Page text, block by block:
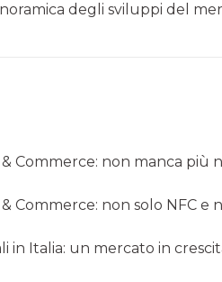
degli sviluppi del
Commerce: non manca più
Commerce: non solo NFC e
in Italia: un mercato in